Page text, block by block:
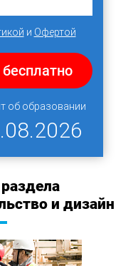
и Офертой
об образовании
и дизайн